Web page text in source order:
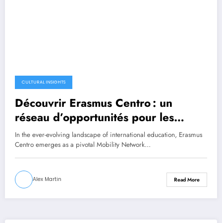
CULTURAL INSIGHTS
Découvrir Erasmus Centro : un
réseau d’opportunités pour les
étudiants en mobilité
In the ever-evolving landscape of international education, Erasmus
Centro emerges as a pivotal Mobility Network…
Alex Martin Read More